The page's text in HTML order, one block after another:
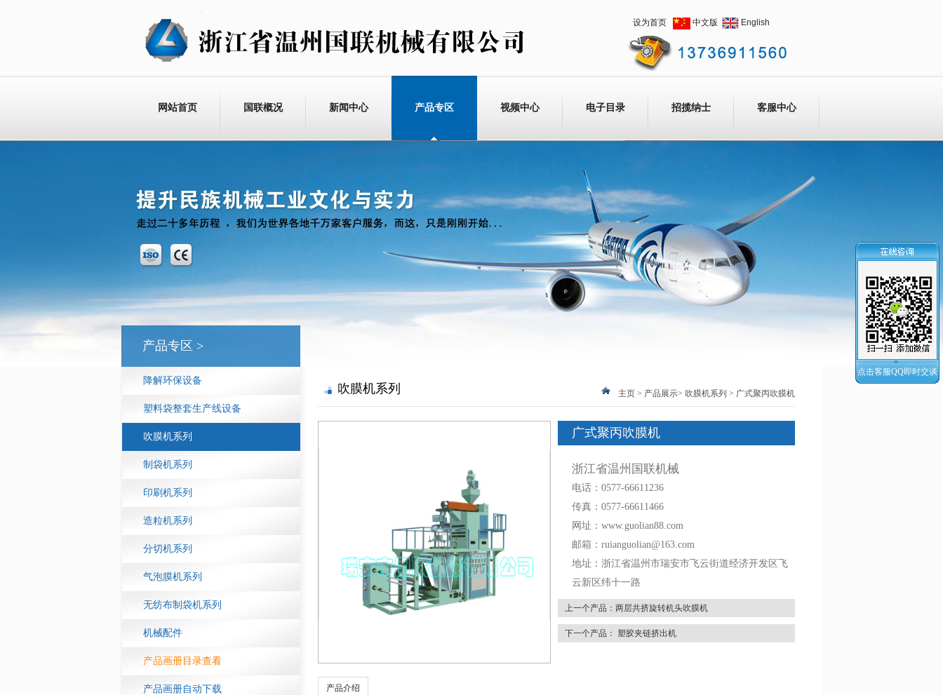
设为首页 中文版 English
网站首页 国联概况 新闻中心 产品专区 视频中心 电子目录 招揽纳士 客服中心
产品专区 >
降解环保设备
塑料袋整套生产线设备
吹膜机系列
制袋机系列
印刷机系列
造粒机系列
分切机系列
气泡膜机系列
无纺布制袋机系列
机械配件
产品画册目录查看
产品画册自动下载
吹膜机系列 主页> 产品展示> 吹膜机系列 > 广式聚丙吹膜机
广式聚丙吹膜机
浙江省温州国联机械
电话：0577-66611236
传真：0577-66611466
网址：www.guolian88.com
邮箱：ruianguolian@163.com
地址：浙江省温州市瑞安市飞云街道经济开发区飞
云新区纬十一路
上一个产品： 两层共挤旋转机头吹膜机
下一个产品： 塑胶夹链挤出机
产品介绍
点击客服QQ即时交谈